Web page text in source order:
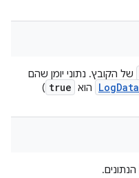
של הקובץ. נתוני יומן שהם
LogData הוא true
)
הנתונים.